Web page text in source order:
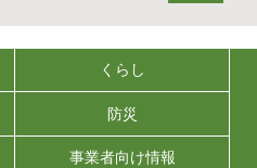
くらし
防災
事業者向け情報